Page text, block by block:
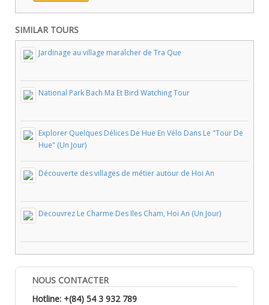
SIMILAR TOURS
Jardinage au village maraîcher de Tra Que
National Park Bach Ma Et Bird Watching Tour
Explorer Quelques Délices De Hue En Vélo Dans Le "Tour De
Hue" (Un Jour)
Découverte des villages de métier autour de Hoi An
Decouvrez Le Charme Des Iles Cham, Hoi An (Un Jour)
NOUS CONTACTER
Hotline: +(84) 54 3 932 789